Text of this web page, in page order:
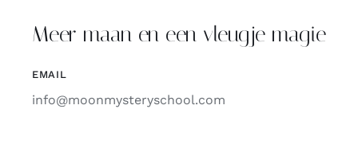
Meer maan en een vleugje magie
EMAIL
info@moonmysteryschool.com